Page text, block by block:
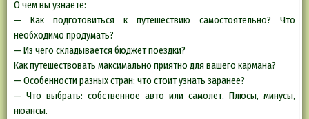
О чем вы узнаете:
— Как подготовиться к путешествию самостоятельно? Что
необходимо продумать?
— Из чего складывается бюджет поездки?
Как путешествовать максимально приятно для вашего кармана?
— Особенности разных стран: что стоит узнать заранее?
— Что выбрать: собственное авто или самолет. Плюсы, минусы,
нюансы.